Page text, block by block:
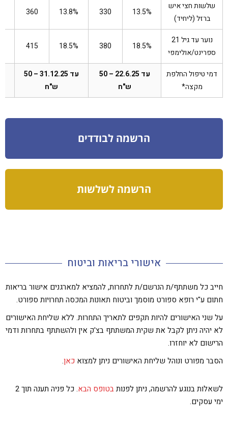
שלשות חצי איש
ברזל (ליחיד)
13.5%
330
13.8%
360
נוער עד גיל 21
ספרינט/אולימפי
18.5%
380
18.5%
415
דמי טיפול החלפת
מקצה*
עד 22.6.25 – 50
ש"ח
עד 31.12.25 – 50
ש"ח
הרשמה לבודדים
הרשמה לשלשות
אישורי בריאות וביטוח
חייב כל משתתף/ת הנרשם/ת לתחרות, להמציא למארגנים אישור בריאות
חתום ע"י רופא ספורט מוסמך וביטוח תאונות המכסה תחרויות ספורט.
על שני האישורים להיות תקפים לתאריך התחרות. ללא שליחת האישורים
לא יהיה ניתן לקבל את שקית המשתתף בצ'ק אין ולהשתתף בתחרות ודמי
הרישום לא יוחזרו.
הסבר מפורט ונוהל שליחת האישורים ניתן למצוא כאן.
לשאלות בנוגע להרשמה, ניתן לפנותבטופס הבא
. כל פניה תענה תוך 2
ימי עסקים.